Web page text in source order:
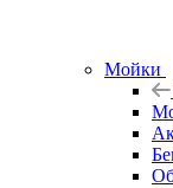
Мойки